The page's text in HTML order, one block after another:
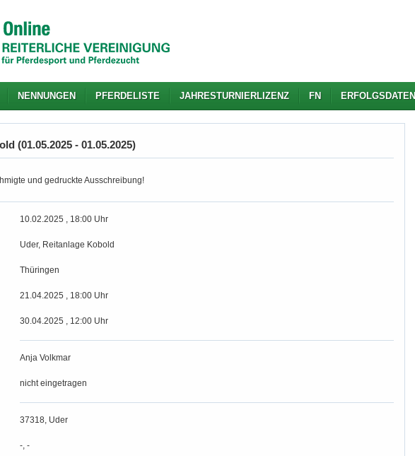
NENNUNGEN PFERDELISTE JAHRESTURNIERLIZENZ FN ERFOLGSDATEN
(01.05.2025 - 01.05.2025)
und gedruckte Ausschreibung!
10.02.2025 , 18:00 Uhr
Uder, Reitanlage Kobold
Thüringen
21.04.2025 , 18:00 Uhr
30.04.2025 , 12:00 Uhr
Anja Volkmar
nicht eingetragen
37318, Uder
-, -